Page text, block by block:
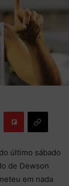
último sábado
de Dewson
em nada